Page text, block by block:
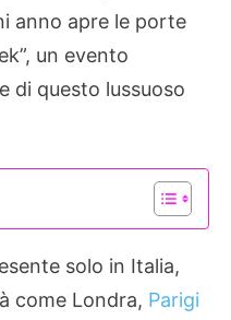
anno apre le porte
un evento
di questo lussuoso
solo in Italia,
come Londra, Parigi